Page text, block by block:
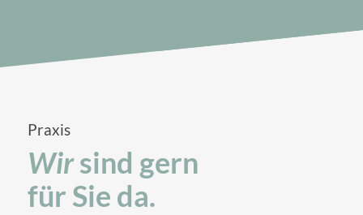
Praxis
Wirsind gern
für Sie da.